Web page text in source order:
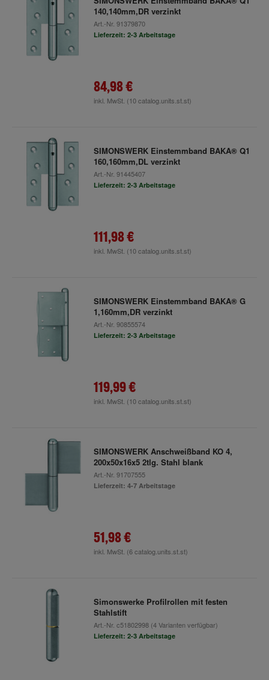
140,140mm,DR verzinkt
Art.-Nr. 91379870
Lieferzeit: 2-3 Arbeitstage
84,98 €
inkl. MwSt. (10 catalog.units.st.st)
SIMONSWERK Einstemmband BAKA® Q1
160,160mm,DL verzinkt
Art.-Nr. 91445407
Lieferzeit: 2-3 Arbeitstage
111,98 €
inkl. MwSt. (10 catalog.units.st.st)
SIMONSWERK Einstemmband BAKA® G
1,160mm,DR verzinkt
Art.-Nr. 90855574
Lieferzeit: 2-3 Arbeitstage
119,99 €
inkl. MwSt. (10 catalog.units.st.st)
SIMONSWERK Anschweißband KO 4,
200x50x16x5 2tlg. Stahl blank
Art.-Nr. 91707555
Lieferzeit: 4-7 Arbeitstage
51,98 €
inkl. MwSt. (6 catalog.units.st.st)
Simonswerke Profilrollen mit festen
Stahlstift
Art.-Nr. c51802998(4 Varianten verfügbar)
Lieferzeit: 2-3 Arbeitstage